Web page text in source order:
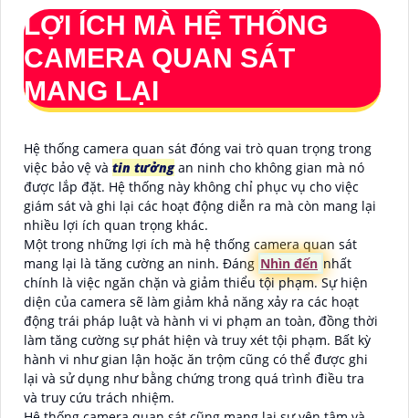
LỢI ÍCH MÀ HỆ THỐNG
CAMERA QUAN SÁT
MANG LẠI
Hệ thống camera quan sát đóng vai trò quan trọng trong
việc bảo vệ và tin tưởngan ninh cho không gian mà nó
được lắp đặt. Hệ thống này không chỉ phục vụ cho việc
giám sát và ghi lại các hoạt động diễn ra mà còn mang lại
nhiều lợi ích quan trọng khác.
Một trong những lợi ích mà hệ thống camera quan sát
mang lại là tăng cường an ninh. Đáng Nhìn đến nhất
chính là việc ngăn chặn và giảm thiểu tội phạm. Sự hiện
diện của camera sẽ làm giảm khả năng xảy ra các hoạt
động trái pháp luật và hành vi vi phạm an toàn, đồng thời
làm tăng cường sự phát hiện và truy xét tội phạm. Bất kỳ
hành vi như gian lận hoặc ăn trộm cũng có thể được ghi
lại và sử dụng như bằng chứng trong quá trình điều tra
và truy cứu trách nhiệm.